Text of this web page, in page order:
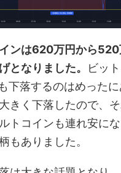
ンは620万円から520
となりました。
ビッ
下落するのはめった
きく下落したので、
トコインも連れ安に
もありました。